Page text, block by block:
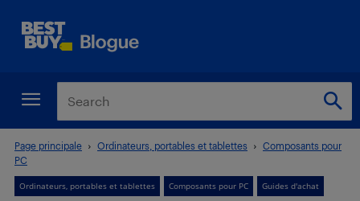
Page principale Ordinateurs, portables et tablettes
Composants pour
PC
Ordinateurs, portables et tablettes Composants pour PC Guides d'achat